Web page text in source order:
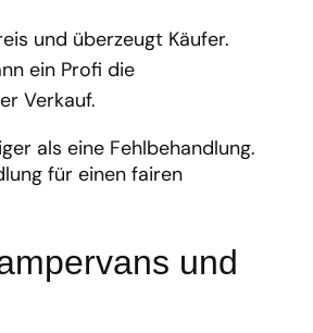
und überzeugt Käufer.
ein Profi die
Verkauf.
als eine Fehlbehandlung.
für einen fairen
und